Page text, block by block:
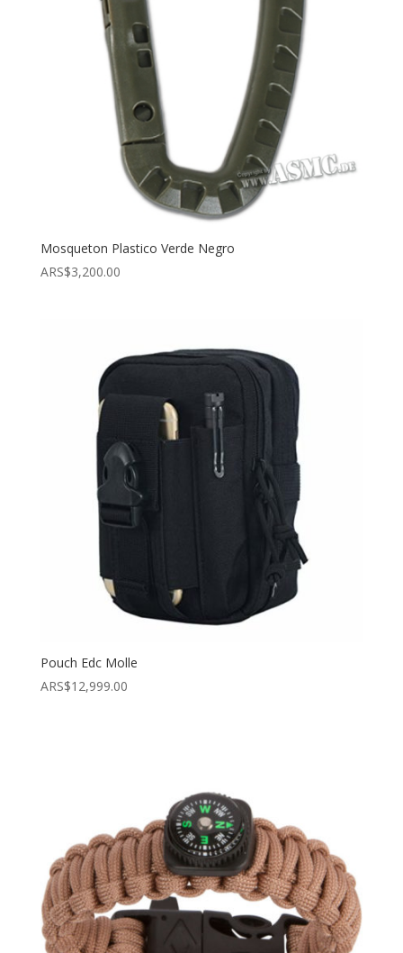
Mosqueton Plastico Verde Negro
ARS$3,200.00
Pouch Edc Molle
ARS$12,999.00